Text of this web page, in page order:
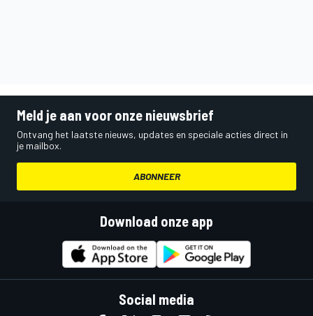
Meld je aan voor onze nieuwsbrief
Ontvang het laatste nieuws, updates en speciale acties direct in
je mailbox.
ABONNEER
Download onze app
Social media